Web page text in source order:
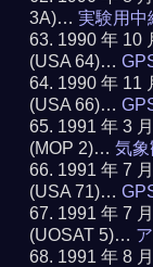
3A)…実験用中
1990 年 10
(USA 64)…
1990 年 11
(USA 66)…
1991 年 3
(MOP 2)…気
1991 年 7
(USA 71)…
1991 年 7
(UOSAT 5)…
1991 年 8